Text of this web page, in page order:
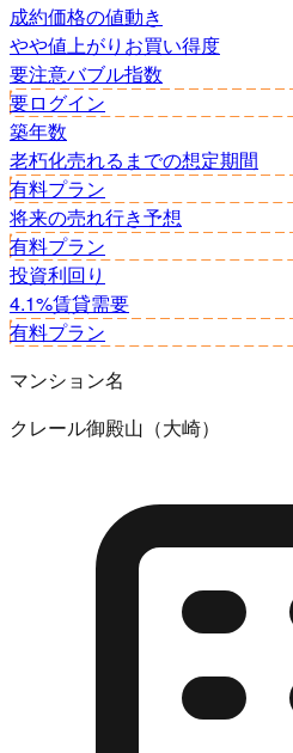
成約価格の値動き
やや値上がり お買い得度
要注意バブル指数
要ログイン
築年数
老朽化売れるまでの想定期間
有料プラン
将来の売れ行き予想
有料プラン
投資利回り
4.1%賃貸需要
有料プラン
マンション名
クレール御殿山（大崎）